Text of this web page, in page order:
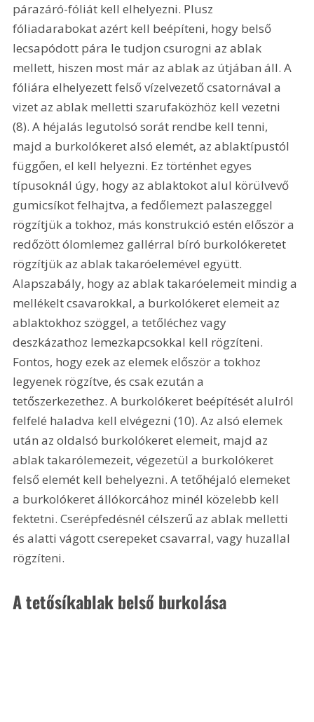
párazáró-fóliát kell elhelyezni. Plusz
fóliadarabokat azért kell beépíteni, hogy belső
lecsapódott pára le tudjon csurogni az ablak
mellett, hiszen most már az ablak az útjában áll. A
fóliára elhelyezett felső vízelvezető csatornával a
vizet az ablak melletti szarufaközhöz kell vezetni
(8). A héjalás legutolsó sorát rendbe kell tenni,
majd a burkolókeret alsó elemét, az ablaktípustól
függően, el kell helyezni. Ez történhet egyes
típusoknál úgy, hogy az ablaktokot alul körülvevő
gumicsíkot felhajtva, a fedőlemezt palaszeggel
rögzítjük a tokhoz, más konstrukció estén először a
redőzött ólomlemez gallérral bíró burkolókeretet
rögzítjük az ablak takaróelemével együtt.
Alapszabály, hogy az ablak takaróelemeit mindig a
mellékelt csavarokkal, a burkolókeret elemeit az
ablaktokhoz szöggel, a tetőléchez vagy
deszkázathoz lemezkapcsokkal kell rögzíteni.
Fontos, hogy ezek az elemek először a tokhoz
legyenek rögzítve, és csak ezután a
tetőszerkezethez. A burkolókeret beépítését alulról
felfelé haladva kell elvégezni (10). Az alsó elemek
után az oldalsó burkolókeret elemeit, majd az
ablak takarólemezeit, végezetül a burkolókeret
felső elemét kell behelyezni. A tetőhéjaló elemeket
a burkolókeret állókorcához minél közelebb kell
fektetni. Cserépfedésnél célszerű az ablak melletti
és alatti vágott cserepeket csavarral, vagy huzallal
rögzíteni.
A tetősíkablak belső burkolása